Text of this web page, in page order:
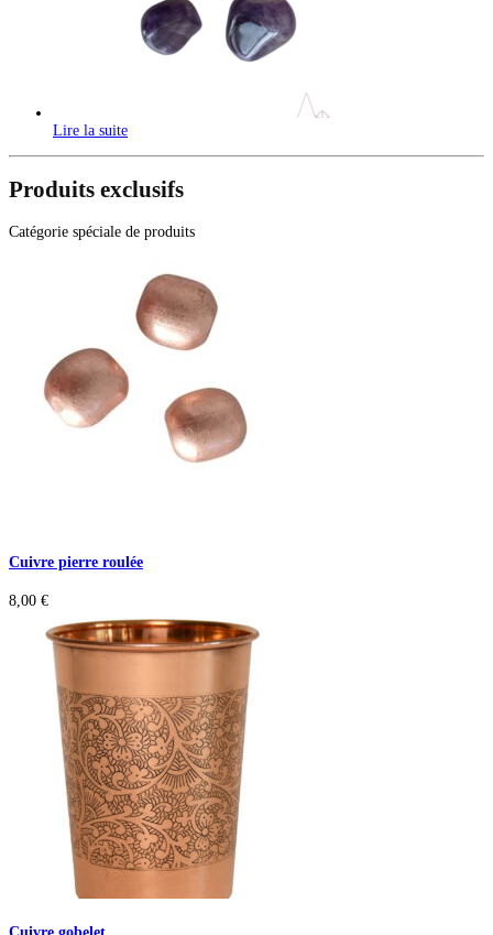
Lire la suite
Produits exclusifs
Catégorie spéciale de produits
Cuivre pierre roulée
8,00 €